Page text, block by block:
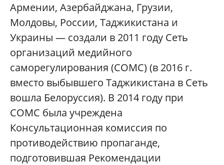
Армении, Азербайджана, Грузии,
Молдовы, России, Таджикистана и
Украины — создали в 2011 году Сеть
организаций медийного
саморегулирования (СОМС) (в 2016 г.
вместо выбывшего Таджикистана в Сеть
вошла Белоруссия). В 2014 году при
СОМС была учреждена
Консультационная комиссия по
противодействию пропаганде,
подготовившая Рекомендации